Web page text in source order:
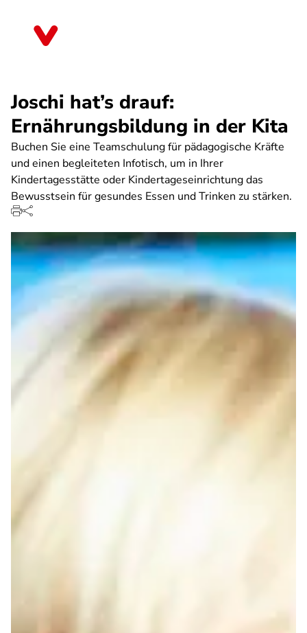
Joschi hat’s drauf:
Ernährungsbildung in der Kita
Buchen Sie eine Teamschulung für pädagogische Kräfte
und einen begleiteten Infotisch, um in Ihrer
Kindertagesstätte oder Kindertageseinrichtung das
Bewusstsein für gesundes Essen und Trinken zu stärken.